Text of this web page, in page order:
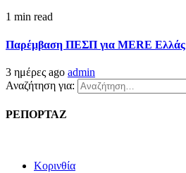
1 min read
Παρέμβαση ΠΕΣΠ για MERE Ελλάς
3 ημέρες ago admin
Αναζήτηση για:
ΡΕΠΟΡΤΑΖ
Κορινθία